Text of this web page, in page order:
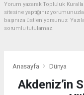
Yorum yazarak Topluluk
sitesine yaptığınız
başınıza üstleniyorsunuz.
sorumlu tutulamaz.
Anasayfa Dünya
Akdeniz’in